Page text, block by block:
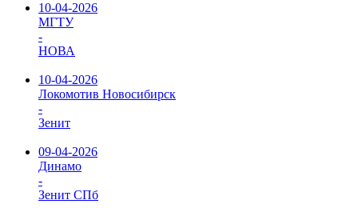
10-04-2026
МГТУ
-
НОВА
10-04-2026
Локомотив Новосибирск
-
Зенит
09-04-2026
Динамо
-
Зенит СПб